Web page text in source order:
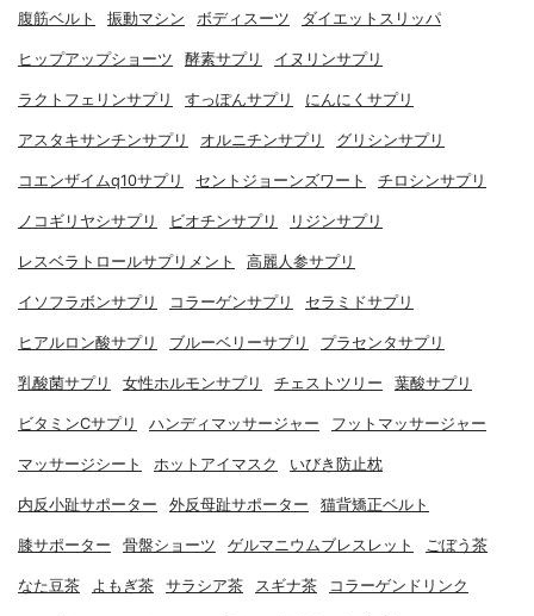
腹筋ベルト 振動マシン ボディスーツ ダイエットスリッパ
ヒップアップショーツ 酵素サプリ イヌリンサプリ
ラクトフェリンサプリ すっぽんサプリ にんにくサプリ
アスタキサンチンサプリ オルニチンサプリ グリシンサプリ
コエンザイムq10サプリ セントジョーンズワート チロシンサプリ
ノコギリヤシサプリ ビオチンサプリ リジンサプリ
レスベラトロールサプリメント 高麗人参サプリ
イソフラボンサプリ コラーゲンサプリ セラミドサプリ
ヒアルロン酸サプリ ブルーベリーサプリ プラセンタサプリ
乳酸菌サプリ 女性ホルモンサプリ チェストツリー 葉酸サプリ
ビタミンCサプリ ハンディマッサージャー フットマッサージャー
マッサージシート ホットアイマスク いびき防止枕
内反小趾サポーター 外反母趾サポーター 猫背矯正ベルト
膝サポーター 骨盤ショーツ ゲルマニウムブレスレット ごぼう茶
なた豆茶 よもぎ茶 サラシア茶 スギナ茶 コラーゲンドリンク